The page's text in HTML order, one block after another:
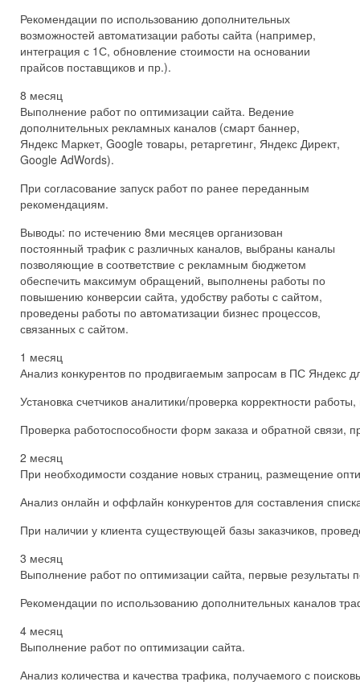
Рекомендации по использованию дополнительных
возможностей автоматизации работы сайта (например,
интеграция с 1С, обновление стоимости на основании
прайсов поставщиков и пр.).
8 месяц
Выполнение работ по оптимизации сайта. Ведение
дополнительных рекламных каналов (смарт баннер,
Яндекс Маркет, Google товары, ретаргетинг, Яндекс Директ,
Google AdWords).
При согласование запуск работ по ранее переданным
рекомендациям.
Выводы: по истечению 8ми месяцев организован
постоянный трафик с различных каналов, выбраны каналы
позволяющие в соответствие с рекламным бюджетом
обеспечить максимум обращений, выполнены работы по
повышению конверсии сайта, удобству работы с сайтом,
проведены работы по автоматизации бизнес процессов,
связанных с сайтом.
1 месяц
Анализ конкурентов по продвигаемым запросам в ПС Яндекс
Установка счетчиков аналитики/проверка корректности
Проверка работоспособности форм заказа и обратной связи,
2 месяц
При необходимости создание новых страниц, размещение
Анализ онлайн и оффлайн конкурентов для составления
При наличии у клиента существующей базы заказчиков,
3 месяц
Выполнение работ по оптимизации сайта, первые результаты
Рекомендации по использованию дополнительных каналов
4 месяц
Выполнение работ по оптимизации сайта.
Анализ количества и качества трафика, получаемого с